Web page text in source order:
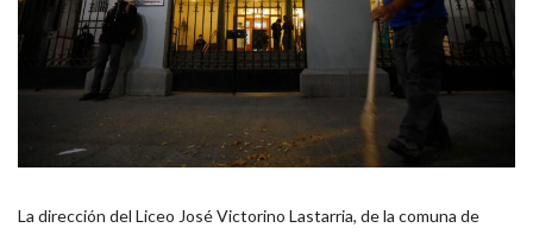
La dirección del Liceo José Victorino Lastarria, de la comuna de